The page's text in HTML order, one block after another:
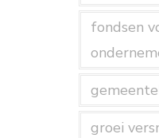
fondsen
groei